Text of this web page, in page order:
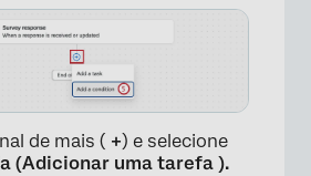
de mais ( +) e selecione
(Adicionar uma tarefa ).